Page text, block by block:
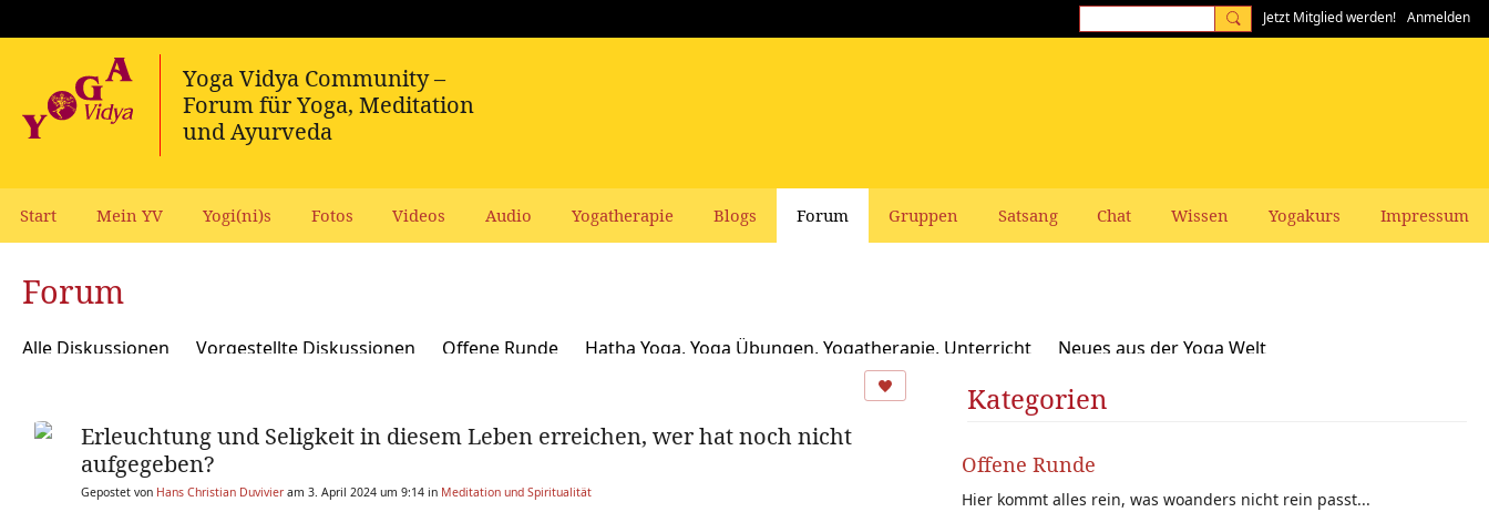
Jetzt Mitglied werden! Anmelden
Start Mein YV Yogi(ni)s Fotos Videos Audio Yogatherapie Blogs Forum Gruppen Satsang Chat Wissen Yogakurs Impressum
Forum
Alle Diskussionen Vorgestellte Diskussionen Offene Runde Hatha Yoga, Yoga Übungen, Yogatherapie, Unterricht
Neues aus der Yoga Welt
Schamanismus, Naturspiritualität und Yoga Frauen-Themen
Yoga Psychologie und Psychologische Yogatherapie
Ausbildungen und Seminare bei Yoga Vidya
Ökologie, polit Engagement, soziale Verantwortung
Erleuchtung und Seligkeit in diesem Leben erreichen, wer hat noch nicht
aufgegeben?
Gepostet von Hans Christian Duvivier am 3. April 2024 um 9:14 in Meditation und Spiritualität
Kategorien
Offene Runde
Hier kommt alles rein, was woanders nicht rein passt...